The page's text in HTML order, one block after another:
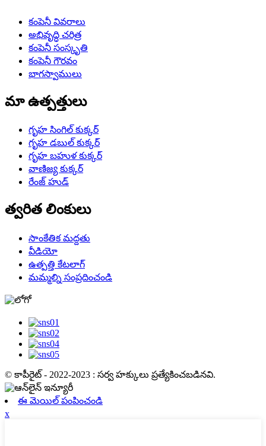
కంపెనీ వివరాలు
అభివృద్ధి చరిత్ర
కంపెనీ సంస్కృతి
కంపెనీ గౌరవం
భాగస్వాములు
మా ఉత్పత్తులు
గృహ సింగిల్ కుక్కర్
గృహ డబుల్ కుక్కర్
గృహ బహుళ కుక్కర్
వాణిజ్య కుక్కర్
రేంజ్ హుడ్
త్వరిత లింకులు
సాంకేతిక మద్దతు
వీడియో
ఉత్పత్తి కేటలాగ్
మమ్మల్ని సంప్రదించండి
© కాపీరైట్ - 2022-2023 : సర్వ హక్కులు ప్రత్యేకించబడినవి.
ఈ మెయిల్ పంపించండి
x